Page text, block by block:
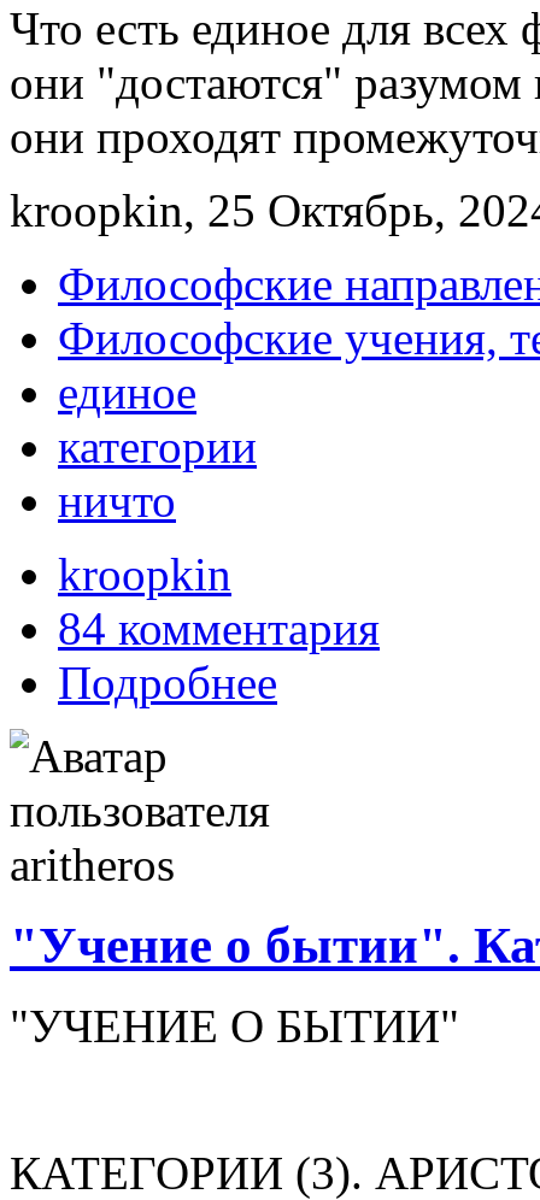
Что есть единое для
они "достаются" разумом
они проходят
kroopkin, 25 Октябрь,
Философские
Философские учения,
единое
категории
ничто
kroopkin
84 комментария
Подробнее
"Учение о бытии".
"УЧЕНИЕ О БЫТИИ"
КАТЕГОРИИ (3).